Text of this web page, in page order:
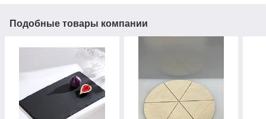
Подобные товары компании